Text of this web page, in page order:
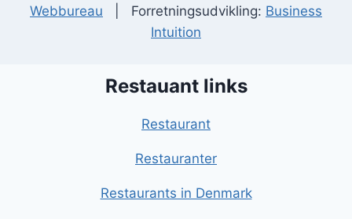
Webbureau | Forretningsudvikling: Business
Intuition
Restauant links
Restaurant
Restauranter
Restaurants in Denmark